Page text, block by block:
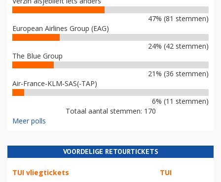
47% (81 stemmen)
European Airlines Group (EAG)
24% (42 stemmen)
The Blue Group
21% (36 stemmen)
Air-France-KLM-SAS(-TAP)
6% (11 stemmen)
Totaal aantal stemmen: 170
Meer polls
VOORDELIGE RETOURTICKETS
TUI vliegtickets TUI